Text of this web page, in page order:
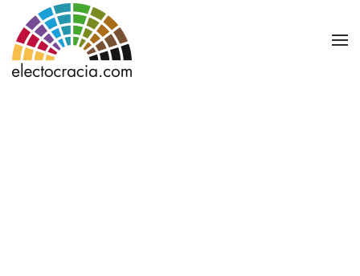
Ir al contenido principal